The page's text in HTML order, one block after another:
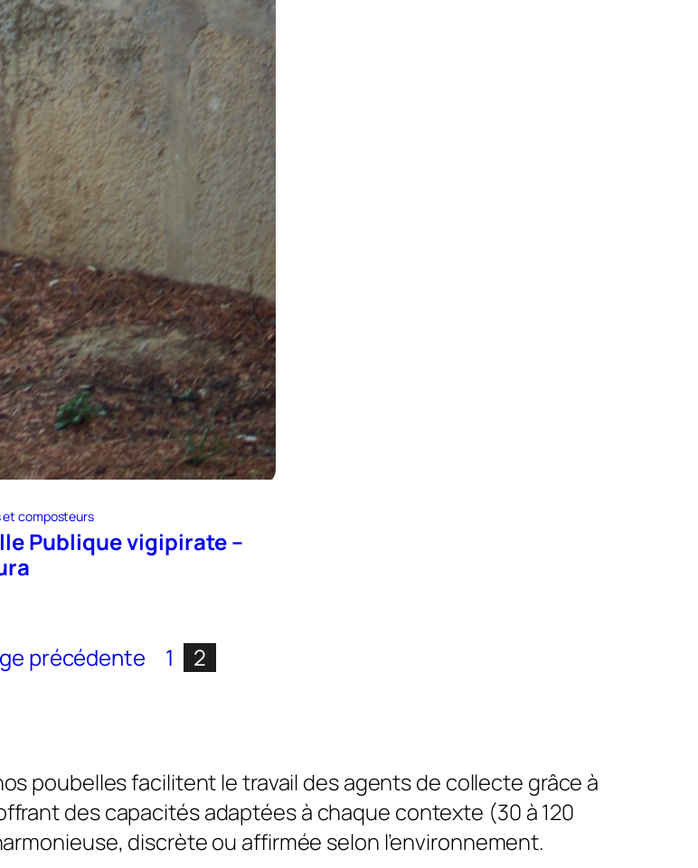
et composteurs
Publique vigipirate –
précédente 1 2
poubelles facilitent le travail des agents de collecte grâce à
des capacités adaptées à chaque contexte (30 à 120
discrète ou affirmée selon l’environnement.